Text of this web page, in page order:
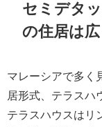
セミデタ
の住居は
マレーシアで多く
居形式、テラスハ
テラスハウスはリ